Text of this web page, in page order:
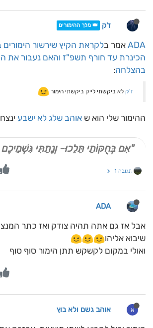
ז'ק 👑 מלך ההימורים
ADA אמר בלקראת הקיץ שירשור
הכינרת עד חורף תשפ"ז והאם נעבור את
בהצלחה:
ז'ק לא ביקשתי לייק ביקשתי הימור
ההימור שלי הוא ש אוהב שלג לא ישבע
"אִם בְּחֻקּוֹתַי תֵּלֵכוּ- וְנָתַתִּי
תגובה 1
ADA
אבל אז גם אתה תהיה צודק ואז כתר
שיבוא אליהו
ואולי במקום לקשקש תתן הימור סוף סוף
א אוהב גשם ולא בוץ